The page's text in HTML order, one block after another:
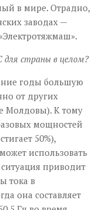
в мире. Отрадно,
заводах —
для страны в целом?
годы большую
от других
Молдовы). К тому
мощностей
50%),
использовать
приводит
тока в
она составляет